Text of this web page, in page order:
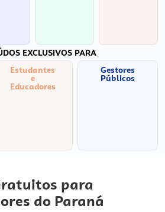
EXCLUSIVOS PARA
Estudantes
e
Educadores
Gestores
Públicos
para
do Paraná